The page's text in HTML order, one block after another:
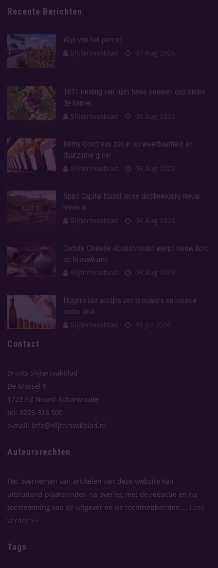
Recente Berichten
Wijn van het perron
Slijtersvakblad
07 Aug 2026
1811 riesling van ruim twee eeuwen oud onder
de hamer
Slijtersvakblad
06 Aug 2026
Rémy Cointreau zet in op weerbaarheid en
duurzame groei
Slijtersvakblad
05 Aug 2026
Spirit Capital blaast Ierse distilleerderij nieuw
leven in
Slijtersvakblad
04 Aug 2026
Oudste Chinese alcoholvondst werpt nieuw licht
op brouwkunst
Slijtersvakblad
03 Aug 2026
Hogere bieraccijns zet brouwers en horeca
onder druk
Slijtersvakblad
31 Jul 2026
Contact
Drinks Slijtersvakblad
De Mossel 9
1723 HZ Noord-Scharwoude
tel: 0226-318 500
e-mail: info@slijtersvakblad.nl
Auteursrechten
Het overnemen van artikelen van deze website kan
uitsluitend plaatsvinden na overleg met de redactie en na
toestemming van de uitgever en de rechthebbenden....
Lees
verder >>
Tags